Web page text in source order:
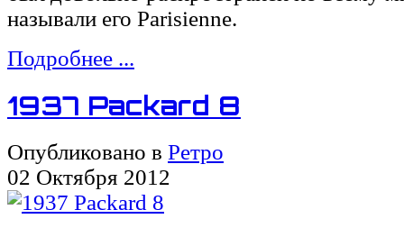
называли его Parisienne.
Подробнее ...
1937 Packard 8
Опубликовано в Ретро
02 Октября 2012